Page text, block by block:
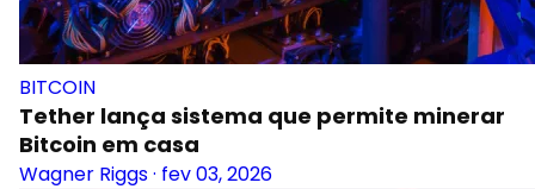
BITCOIN
Tether lança sistema que permite minerar
Bitcoin em casa
Wagner Riggs· fev 03, 2026